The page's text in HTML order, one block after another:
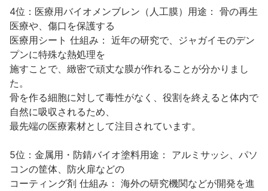
4位：医療用バイオメンブレン（人工膜）用途： 骨の再生
医療や、傷口を保護する
医療用シート 仕組み： 近年の研究で、ジャガイモのデン
プンに特殊な熱処理を
施すことで、緻密で頑丈な膜が作れることが分かりまし
た。
骨を作る細胞に対して毒性がなく、役割を終えると体内で
自然に吸収されるため、
最先端の医療素材として注目されています。
5位：金属用・防錆バイオ塗料用途： アルミサッシ、パソ
コンの筐体、防火扉などの
コーティング剤 仕組み： 海外の研究機関などが開発を進